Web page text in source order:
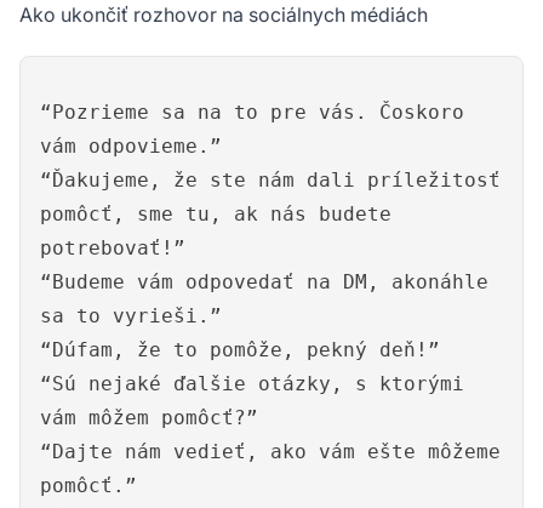
Ako ukončiť rozhovor na sociálnych médiách
“Pozrieme sa na to pre vás. Čoskoro
vám odpovieme.”
“Ďakujeme, že ste nám dali príležitosť
pomôcť, sme tu, ak nás budete
potrebovať!”
“Budeme vám odpovedať na DM, akonáhle
sa to vyrieši.”
“Dúfam, že to pomôže, pekný deň!”
“Sú nejaké ďalšie otázky, s ktorými
vám môžem pomôcť?”
“Dajte nám vedieť, ako vám ešte môžeme
pomôcť.”